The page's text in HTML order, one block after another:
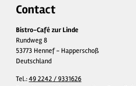
Contact
Bistro-Café zur Linde
Rundweg 8
53773 Hennef - Happerschoß
Deutschland
Tel.:49 2242 / 9331626